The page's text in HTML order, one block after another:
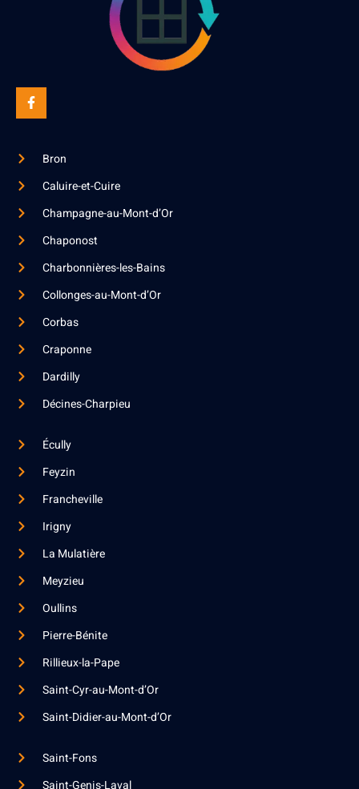
Bron
Caluire-et-Cuire
Champagne-au-Mont-d’Or
Chaponost
Charbonnières-les-Bains
Collonges-au-Mont-d’Or
Corbas
Craponne
Dardilly
Décines-Charpieu
Écully
Feyzin
Francheville
Irigny
La Mulatière
Meyzieu
Oullins
Pierre-Bénite
Rillieux-la-Pape
Saint-Cyr-au-Mont-d’Or
Saint-Didier-au-Mont-d’Or
Saint-Fons
Saint-Genis-Laval